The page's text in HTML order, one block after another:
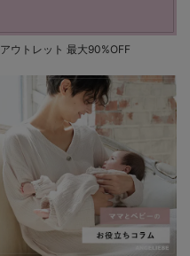
アウトレット 最大90%OFF